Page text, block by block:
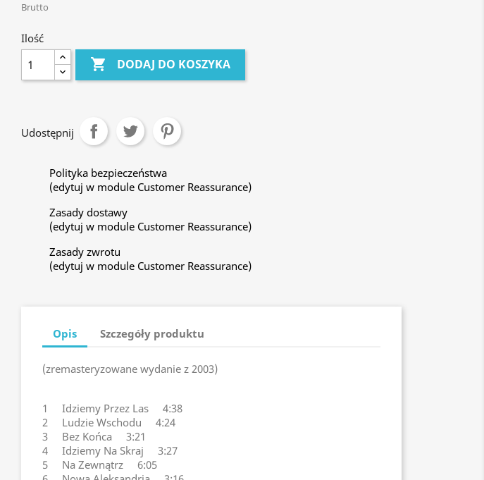
Brutto
Ilość
 DODAJ DO KOSZYKA
Udostępnij
Polityka bezpieczeństwa
(edytuj w module Customer Reassurance)
Zasady dostawy
(edytuj w module Customer Reassurance)
Zasady zwrotu
(edytuj w module Customer Reassurance)
Opis Szczegóły produktu
(zremasteryzowane wydanie z 2003)
1 Idziemy Przez Las 4:38
2 Ludzie Wschodu 4:24
3 Bez Końca 3:21
4 Idziemy Na Skraj 3:27
5 Na Zewnątrz 6:05